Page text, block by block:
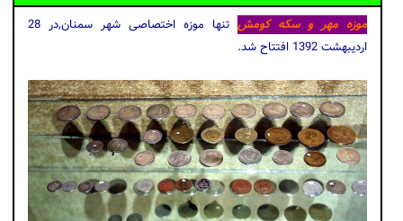
موزه مهر و سکه کومش
تنها موزه اختصاصی شهر سمنان,در 28
اردیبهشت 1392 افتتاح شد.